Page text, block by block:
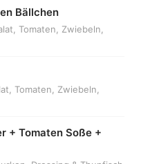
Bällchen
Tomaten, Zwiebeln,
Tomaten, Zwiebeln,
+ Tomaten Soße +